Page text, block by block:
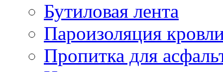
Бутиловая лента
Пароизоляция
Пропитка для